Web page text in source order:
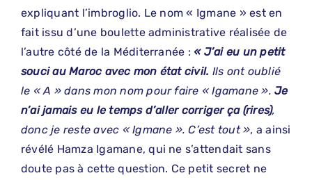
expliquant l’imbroglio. Le nom « Igmane » est en
fait issu d’une boulette administrative réalisée de
l’autre côté de la Méditerranée : « J’ai eu un petit
souci au Maroc avec mon état civil. Ils ont oublié
le « A » dans mon nom pour faire « Igamane ».Je
n’ai jamais eu le temps d’aller corriger ça (rires),
donc je reste avec « Igmane ». C’est tout », a ainsi
révélé Hamza Igamane, qui ne s’attendait sans
doute pas à cette question. Ce petit secret ne